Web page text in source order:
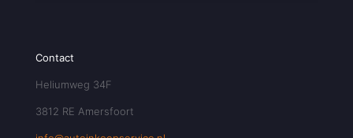
Contact
Heliumweg 34F
3812 RE Amersfoort